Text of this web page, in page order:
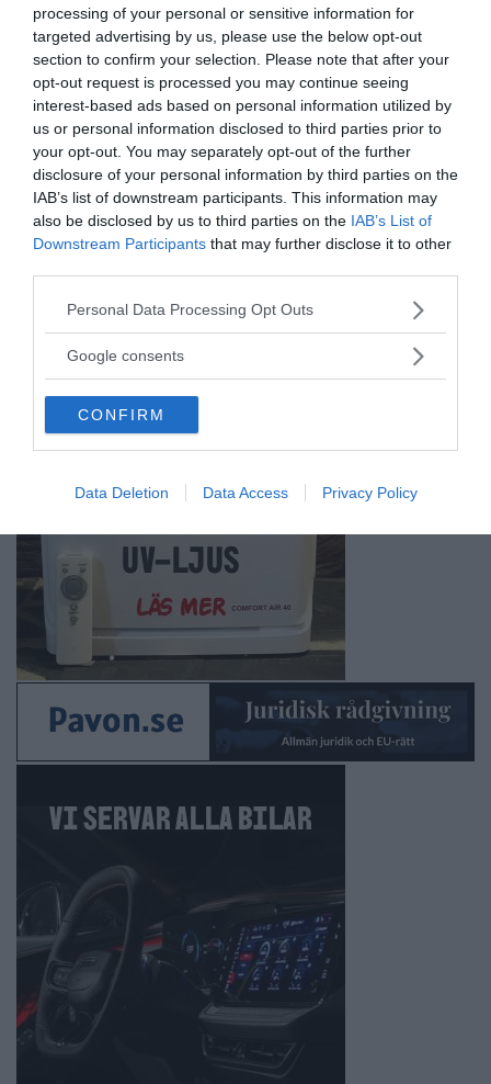
processing of your personal or sensitive information for
targeted advertising by us, please use the below opt-out
section to confirm your selection. Please note that after your
opt-out request is processed you may continue seeing
interest-based ads based on personal information utilized by
us or personal information disclosed to third parties prior to
your opt-out. You may separately opt-out of the further
disclosure of your personal information by third parties on the
IAB’s list of downstream participants. This information may
also be disclosed by us to third parties on the IAB’s List of
Downstream Participants that may further disclose it to other
Please note that this website/app uses one or more Google
not limited to your visit or usage behaviour. You may click to
use your data for below specified purposes in below Google
consent section.
Personal Data Processing Opt Outs
Google consents
CONFIRM
Data Deletion Data Access Privacy Policy
ANNONSER